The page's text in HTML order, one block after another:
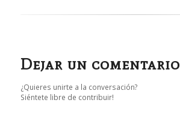
Dejar un comentario
¿Quieres unirte a la conversación?
Siéntete libre de contribuir!